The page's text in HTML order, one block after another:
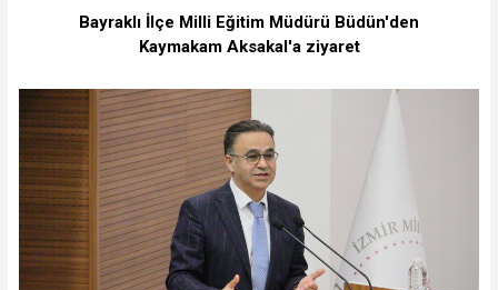
Bayraklı İlçe Milli Eğitim Müdürü Büdün'den
Kaymakam Aksakal'a ziyaret